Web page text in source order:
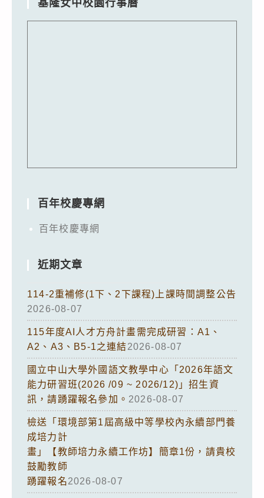
基隆女中校園行事曆
百年校慶專網
百年校慶專網
近期文章
114-2重補修(1下、2下課程)上課時間調整公告
2026-08-07
115年度AI人才方舟計畫需完成研習：A1、
A2、A3、B5-1之連結2026-08-07
國立中山大學外國語文教學中心「2026年語文
能力研習班(2026 /09 ~ 2026/12)」招生資
訊，請踴躍報名參加。 2026-08-07
檢送「環境部第1屆高級中等學校內永續部門養
成培力計
畫」【教師培力永續工作坊】簡章1份，請貴校
鼓勵教師
踴躍報名2026-08-07